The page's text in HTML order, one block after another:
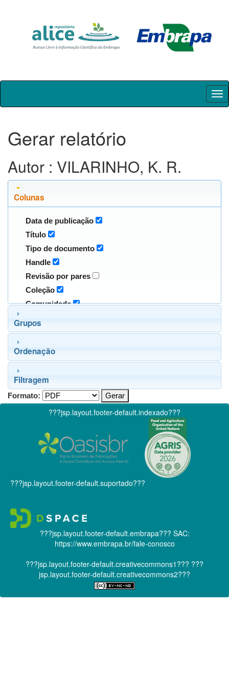
Skip
Gerar relatório
Autor : VILARINHO, K. R.
Colunas
Data de publicação
Título
Tipo de documento
Handle
Revisão por pares
Coleção
Comunidade
Grupos
Ordenação
Filtragem
Formato:
???jsp.layout.footer-default.indexado???
???jsp.layout.footer-default.suportado???
???jsp.layout.footer-default.embrapa??? SAC:
https://www.embrapa.br/fale-conosco
???jsp.layout.footer-default.creativecommons1??? ???
jsp.layout.footer-default.creativecommons2???